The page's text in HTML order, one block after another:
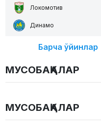
Локомотив
Динамо
Барча ўйинлар
МУСОБАҚАЛАР
МУСОБАҚАЛАР